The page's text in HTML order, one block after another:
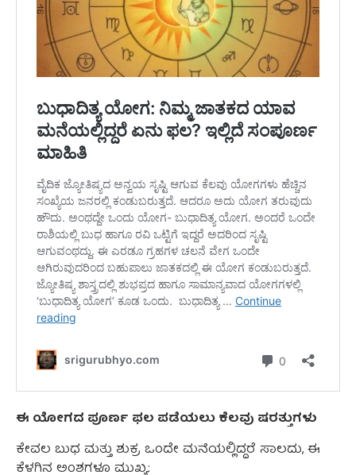
ಈ ಯೋಗದ ಪೂರ್ಣ ಫಲ ಪಡೆಯಲು ಕೆಲವು ಷರತ್ತುಗಳು
ಕೇವಲ ಬುಧ ಮತ್ತು ಶುಕ್ರ ಒಂದೇ ಮನೆಯಲ್ಲಿದ್ದರೆ ಸಾಲದು, ಈ
ಕೆಳಗಿನ ಅಂಶಗಳೂ ಮುಖ್ಯ: